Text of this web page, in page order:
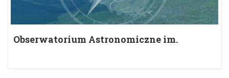
Obserwatorium Astronomiczne im.